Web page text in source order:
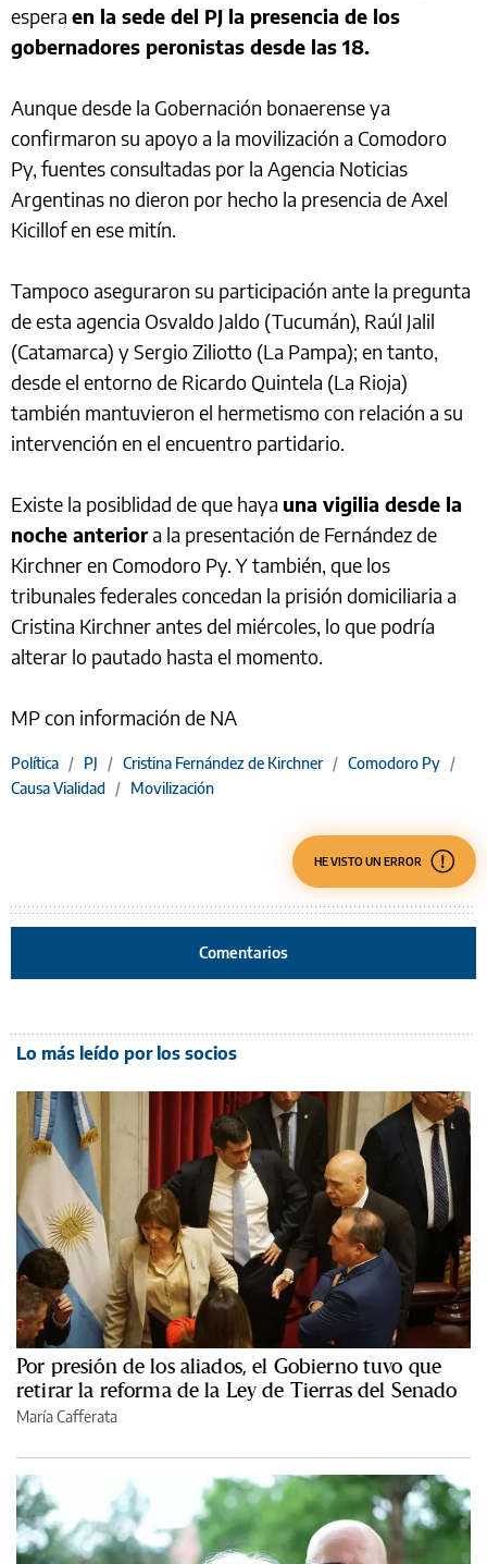
espera en la sede del PJ la presencia de los
gobernadores peronistas desde las 18.
Aunque desde la Gobernación bonaerense ya
confirmaron su apoyo a la movilización a Comodoro
Py, fuentes consultadas por la Agencia Noticias
Argentinas no dieron por hecho la presencia de Axel
Kicillof en ese mitín.
Tampoco aseguraron su participación ante la pregunta
de esta agencia Osvaldo Jaldo (Tucumán), Raúl Jalil
(Catamarca) y Sergio Ziliotto (La Pampa); en tanto,
desde el entorno de Ricardo Quintela (La Rioja)
también mantuvieron el hermetismo con relación a su
intervención en el encuentro partidario.
Existe la posiblidad de que haya una vigilia desde la
noche anteriora la presentación de Fernández de
Kirchner en Comodoro Py. Y también, que los
tribunales federales concedan la prisión domiciliaria a
Cristina Kirchner antes del miércoles, lo que podría
alterar lo pautado hasta el momento.
MP con información de NA
Política / PJ / Cristina Fernández de Kirchner / Comodoro Py /
Causa Vialidad / Movilización
HE VISTO UN ERROR
Comentarios
Lo más leído por los socios
Por presión de los aliados, el Gobierno tuvo que
retirar la reforma de la Ley de Tierras del Senado
María Cafferata